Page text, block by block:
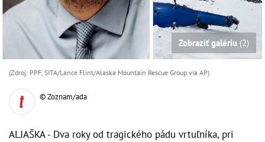
Zobraziť galériu (2)
(Zdroj: PPF, SITA/Lance Flint/Alaska Mountain Rescue Group via AP)
© Zoznam/ada
ALJAŠKA - Dva roky od tragického pádu vrtuľníka, pri